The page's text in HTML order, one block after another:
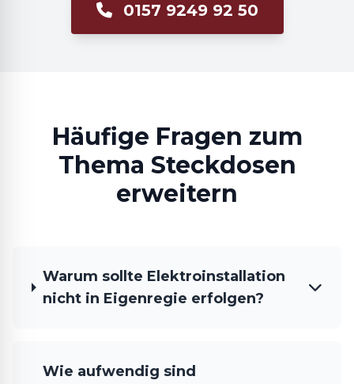
0157 9249 92 50
Häufige Fragen zum
Thema Steckdosen
erweitern
Warum sollte Elektroinstallation
nicht in Eigenregie erfolgen?
Wie aufwendig sind